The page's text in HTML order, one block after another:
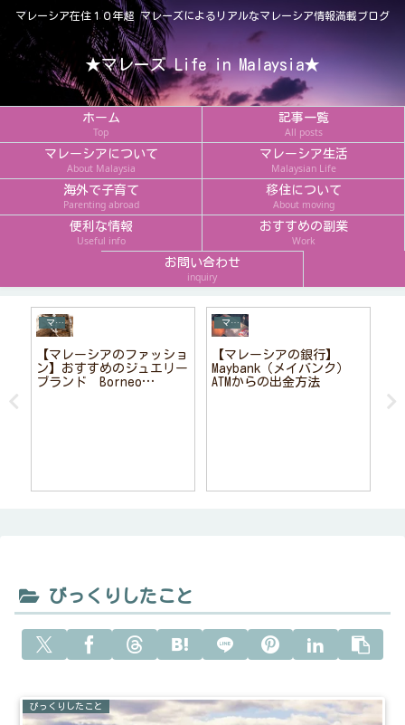
マレーシア在住１０年超 マレーズによるリアルなマレーシア情報満載ブログ
★マレーズ Life in Malaysia★
ホーム
Top
記事一覧
All posts
マレーシアについて
About Malaysia
マレーシア生活
Malaysian Life
海外で子育て
Parenting abroad
移住について
About moving
便利な情報
Useful info
おすすめの副業
Work
お問い合わせ
inquiry
マレーシアおすすめお土産
【マレーシアのファッショ
ン】おすすめのジュエリー
ブランド Borneo
マレーシア情報
【マレーシアの銀行】
Maybank（メイバンク）
ATMからの出金方法
びっくりしたこと
びっくりしたこと